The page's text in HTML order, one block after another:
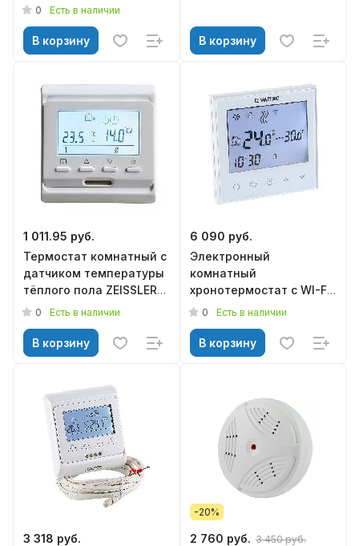
0 Есть в наличии
В корзину В корзину
1 011.95 руб.
Термостат комнатный с
датчиком температуры
тёплого пола ZEISSLER
M6.716
0 Есть в наличии
В корзину
6 090 руб.
Электронный
комнатный
хронотермостат с WI-FI
VALTEC VT.AC712.0.0
0 Есть в наличии
В корзину
3 318 руб.
-20%
2 760 руб. 3 450 руб.